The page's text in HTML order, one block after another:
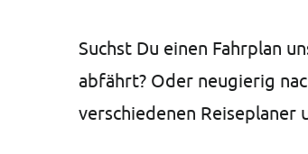
Suchst Du einen Fahrplan
abfährt? Oder neugierig
verschiedenen Reiseplaner